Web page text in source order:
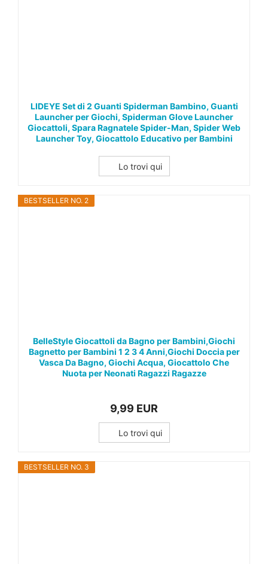
LIDEYE Set di 2 Guanti Spiderman Bambino, Guanti
Launcher per Giochi, Spiderman Glove Launcher
Giocattoli, Spara Ragnatele Spider-Man, Spider Web
Launcher Toy, Giocattolo Educativo per Bambini
Lo trovi qui
BESTSELLER NO. 2
BelleStyle Giocattoli da Bagno per Bambini,Giochi
Bagnetto per Bambini 1 2 3 4 Anni,Giochi Doccia per
Vasca Da Bagno, Giochi Acqua, Giocattolo Che
Nuota per Neonati Ragazzi Ragazze
9,99 EUR
Lo trovi qui
BESTSELLER NO. 3